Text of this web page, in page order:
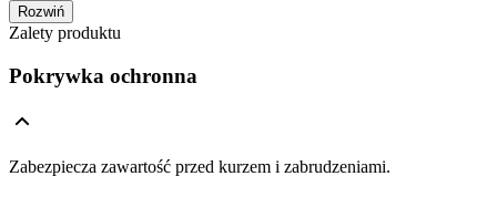
Rozwiń
Zalety produktu
Pokrywka ochronna
Zabezpiecza zawartość przed kurzem i zabrudzeniami.